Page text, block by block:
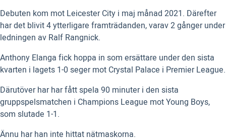
Debuten kom mot Leicester City i maj månad 2021. Därefter
har det blivit 4 ytterligare framträdanden, varav 2 gånger under
ledningen av Ralf Rangnick.
Anthony Elanga fick hoppa in som ersättare under den sista
kvarten i lagets 1-0 seger mot Crystal Palace i Premier League.
Därutöver har har fått spela 90 minuter i den sista
gruppspelsmatchen i Champions League mot Young Boys,
som slutade 1-1.
Ännu har han inte hittat nätmaskorna.